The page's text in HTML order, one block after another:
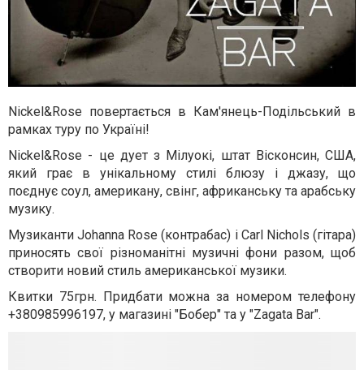
Nickel&Rose повертається в Кам'янець-Подільський в
рамках туру по Україні!
Nickel&Rose - це дует з Мілуокі, штат Вісконсин, США,
який грає в унікальному стилі блюзу і джазу, що
поєднує соул, американу, свінг, африканську та арабську
музику.
Музиканти Johanna Rose (контрабас) і Carl Nichols (гітара)
приносять свої різноманітні музичні фони разом, щоб
створити новий стиль американської музики.
Квитки 75грн. Придбати можна за номером телефону
+380985996197, у магазині "Бобер" та у "Zagata Bar".